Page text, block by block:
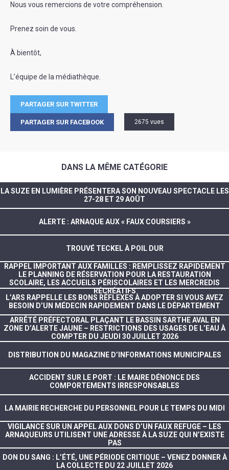
Nous vous remercions de votre compréhension.
Prenez soin de vous.
À bientôt,
L’équipe de la médiathèque.
PARTAGER SUR TWITTER
PARTAGER SUR FACEBOOK 2675 vues
DANS LA MÊME CATÉGORIE
LA SUZE EN LUMIÈRE PRÉSENTERA SON NOUVEAU SPECTACLE LES
27-28 ET 29 AOÛT
ALERTE : ARNAQUE AUX « FAUX COURSIERS »
TROUVÉ TECKEL À POIL DUR
RAPPEL IMPORTANT AUX FAMILLES : REMPLISSEZ RAPIDEMENT
LE PLANNING DE RÉSERVATION POUR LA RESTAURATION
SCOLAIRE, LES ACCUEILS PÉRISCOLAIRES ET LES MERCREDIS
RÉCRÉATIFS
L’ARS RAPPELLE LES BONS RÉFLEXES À ADOPTER SI VOUS AVEZ
BESOIN D’UN MÉDECIN RAPIDEMENT DANS LE DÉPARTEMENT
ARRÊTÉ PRÉFECTORAL PLAÇANT LE BASSIN SARTHE AVAL EN
ZONE D’ALERTE JAUNE – RESTRICTIONS DES USAGES DE L’EAU À
COMPTER DU JEUDI 30 JUILLET 2026
DISTRIBUTION DU MAGAZINE D’INFORMATIONS MUNICIPALES
ACCIDENT SUR LE PORT : LE MAIRE DÉNONCE DES
COMPORTEMENTS IRRESPONSABLES
LA MAIRIE RECHERCHE DU PERSONNEL POUR LE TEMPS DU MIDI
VIGILANCE SUR UN APPEL AUX DONS D’UN FAUX REFUGE – LES
ARNAQUEURS UTILISENT UNE ADRESSE À LA SUZE QUI N’EXISTE
PAS
DON DU SANG : L’ÉTÉ, UNE PÉRIODE CRITIQUE – VENEZ DONNER À
LA COLLECTE DU 22 JUILLET 2026